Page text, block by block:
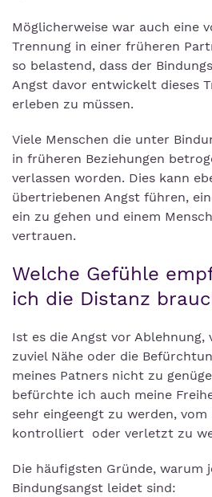
Möglicherweise war auch eine
Trennung in einer früheren
so belastend, dass der
Angst davor entwickelt dieses
erleben zu müssen.
Viele Menschen die unter
in früheren Beziehungen
verlassen worden. Dies kann
übertriebenen Angst führen,
ein zu gehen und einem
vertrauen.
Welche Gefühle
ich die Distanz
Ist es die Angst vor Ablehnung,
zuviel Nähe oder die
meines Patners nicht zu
befürchte ich auch meine
sehr eingeengt zu werden,
kontrolliert oder verletzt zu
Die häufigsten Gründe, warum
Bindungsangst leidet sind: